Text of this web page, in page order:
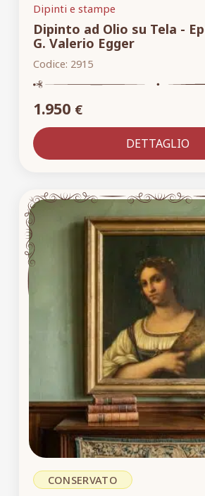
Dipinti e stampe
Dipinto ad Olio su Tela -
G. Valerio Egger
Codice: 2915
1.950 €
DETTAGLIO
CONSERVATO